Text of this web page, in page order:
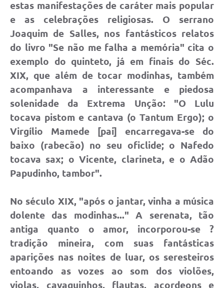
estas manifestações de caráter mais popular
e as celebrações religiosas. O serrano
Joaquim de Salles, nos fantásticos relatos
do livro "Se não me falha a memória" cita o
exemplo do quinteto, já em finais do Séc.
XIX, que além de tocar modinhas, também
acompanhava a interessante e piedosa
solenidade da Extrema Unção: "O Lulu
tocava pistom e cantava (o Tantum Ergo); o
Virgílio Mamede [pai] encarregava-se do
baixo (rabecão) no seu oficlide; o Nafedo
tocava sax; o Vicente, clarineta, e o Adão
Papudinho, tambor".
No século XIX, "após o jantar, vinha a música
dolente das modinhas..." A serenata, tão
antiga quanto o amor, incorporou-se ?
tradição mineira, com suas fantásticas
aparições nas noites de luar, os seresteiros
entoando as vozes ao som dos violões,
violas, cavaquinhos, flautas, acordeons e